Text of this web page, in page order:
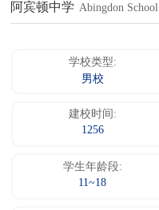
阿宾顿中学 Abingdon School
学校类型:
男校
建校时间:
1256
学生年龄段:
11~18